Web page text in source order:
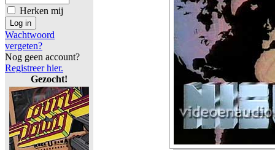
Herken mij
Wachtwoord
vergeten?
Nog geen account?
Registreer hier.
Gezocht!